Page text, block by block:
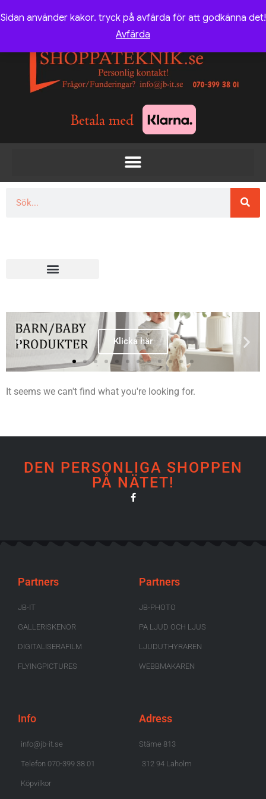
Sidan använder kakor. tryck på avfärda för att godkänna det!
Avfärda
Klicka här
It seems we can't find what you're looking for.
DEN PERSONLIGA SHOPPEN
PÅ NÄTET!
Partners
JB-IT
GALLERISKENOR
DIGITALISERAFILM
FLYINGPICTURES
Partners
JB-PHOTO
PA LJUD OCH LJUS
LJUDUTHYRAREN
WEBBMAKAREN
Info
info@jb-it.se
Telefon 070-399 38 01
Köpvilkor
Adress
Stäme 813
312 94 Laholm